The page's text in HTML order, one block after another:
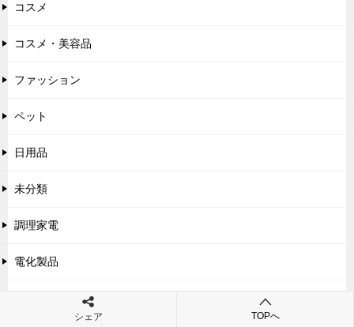
コスメ
コスメ・美容品
ファッション
ペット
日用品
未分類
調理家電
電化製品
食品・飲みもの
シェア TOPへ